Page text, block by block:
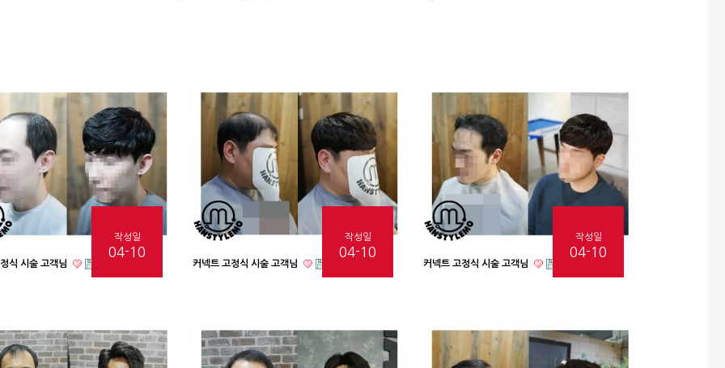
식 시술 고객님
작성일
04-10
커넥트 고정식 시술 고객님
작성일
04-10
커넥트 고정식 시술 고객님
작성일
04-10